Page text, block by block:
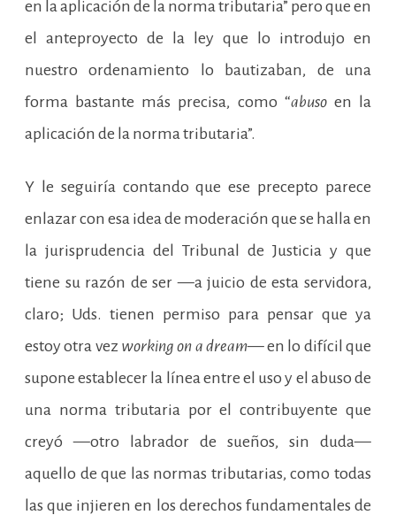
en la aplicación de la norma tributaria” pero que en
el anteproyecto de la ley que lo introdujo en
nuestro ordenamiento lo bautizaban, de una
forma bastante más precisa, como “abusoen la
aplicación de la norma tributaria”.
Y le seguiría contando que ese precepto parece
enlazar con esa idea de moderación que se halla en
la jurisprudencia del Tribunal de Justicia y que
tiene su razón de ser —a juicio de esta servidora,
claro; Uds. tienen permiso para pensar que ya
estoy otra vez working on a dream— en lo difícil que
supone establecer la línea entre el uso y el abuso de
una norma tributaria por el contribuyente que
creyó —otro labrador de sueños, sin duda—
aquello de que las normas tributarias, como todas
las que injieren en los derechos fundamentales de